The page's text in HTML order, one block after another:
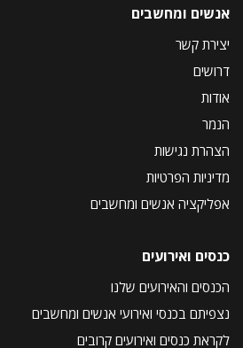
אנשים ומחשבים
יצירת קשר
דרושים
אודות
הנמר
הצהרת נגישות
מדיניות הפרטיות
אפליקציה אנשים ומחשבים
כנסים ואירועים
הכנסים והאירועים שלנו
נצפיתם בכנסי ואירועי אנשים ומחשבים
לקראת כנסים ואירועים קרובים